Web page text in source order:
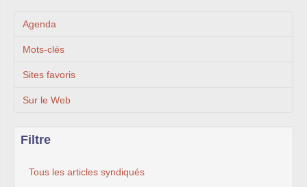
Agenda
Mots-clés
Sites favoris
Sur le Web
Filtre
Tous les articles syndiqués